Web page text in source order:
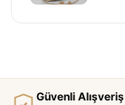
Güvenli Alışveriş